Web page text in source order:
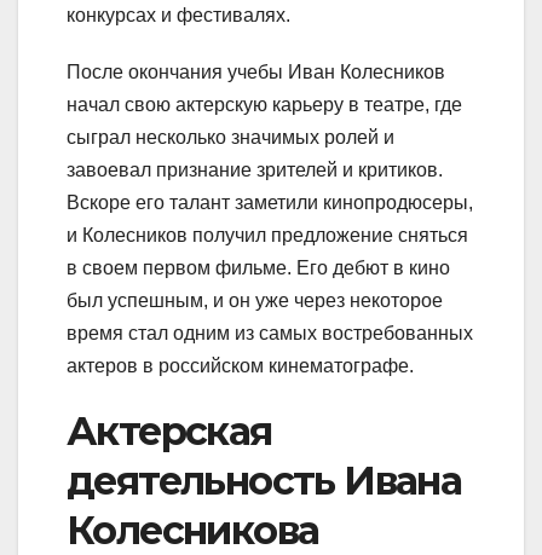
конкурсах и фестивалях.
После окончания учебы Иван Колесников
начал свою актерскую карьеру в театре, где
сыграл несколько значимых ролей и
завоевал признание зрителей и критиков.
Вскоре его талант заметили кинопродюсеры,
и Колесников получил предложение сняться
в своем первом фильме. Его дебют в кино
был успешным, и он уже через некоторое
время стал одним из самых востребованных
актеров в российском кинематографе.
Актерская
деятельность Ивана
Колесникова